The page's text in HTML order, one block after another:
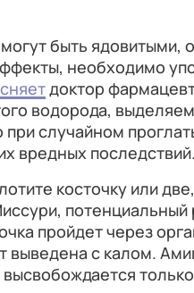
быть ядовитыми,
необходимо
доктор
водорода,
случайном
вредных последствий.
косточку или
потенциальный
пройдет через
выведена с калом.